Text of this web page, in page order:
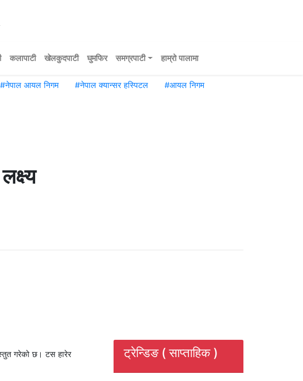
कलापाटी खेलकुदपाटी घुमफिर समग्रपाटी हाम्रो पालामा
#नेपाल आयल निगम #नेपाल क्यान्सर हस्पिटल #आयल निगम
गरेको छ। टस हारेर
ट्रेन्डिङ ( साप्ताहिक )